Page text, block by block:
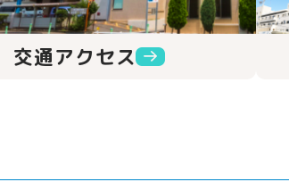
交通アクセス